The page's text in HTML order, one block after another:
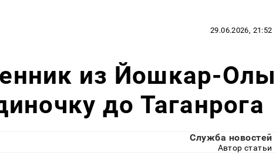
29.06.2026, 21:52
из Йошкар-Олы
до Таганрога
Служба новостей
Автор статьи